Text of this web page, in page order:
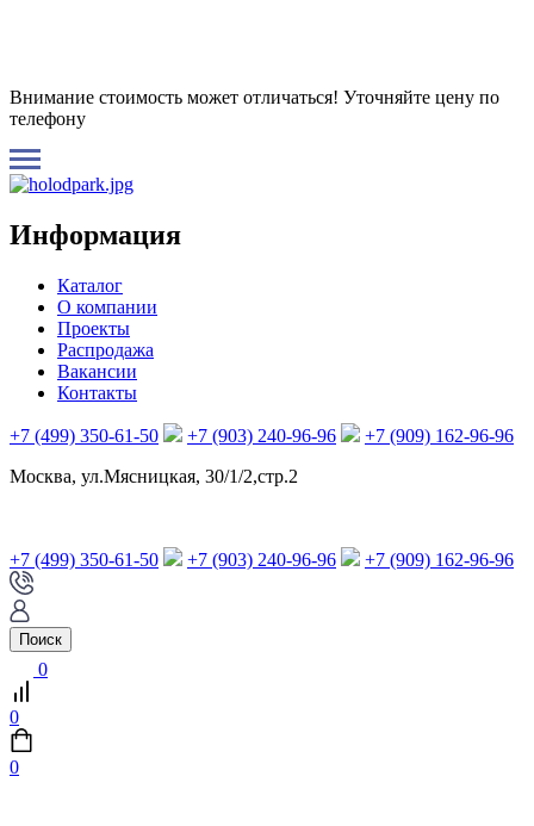
Внимание стоимость может отличаться! Уточняйте цену по
телефону
Информация
Каталог
О компании
Проекты
Распродажа
Вакансии
Контакты
+7 (499) 350-61-50 +7 (903) 240-96-96
+7 (909) 162-96-96
Москва, ул.Мясницкая, 30/1/2,стр.2
+7 (499) 350-61-50 +7 (903) 240-96-96 +7 (909) 162-96-96
Поиск
0
0
0